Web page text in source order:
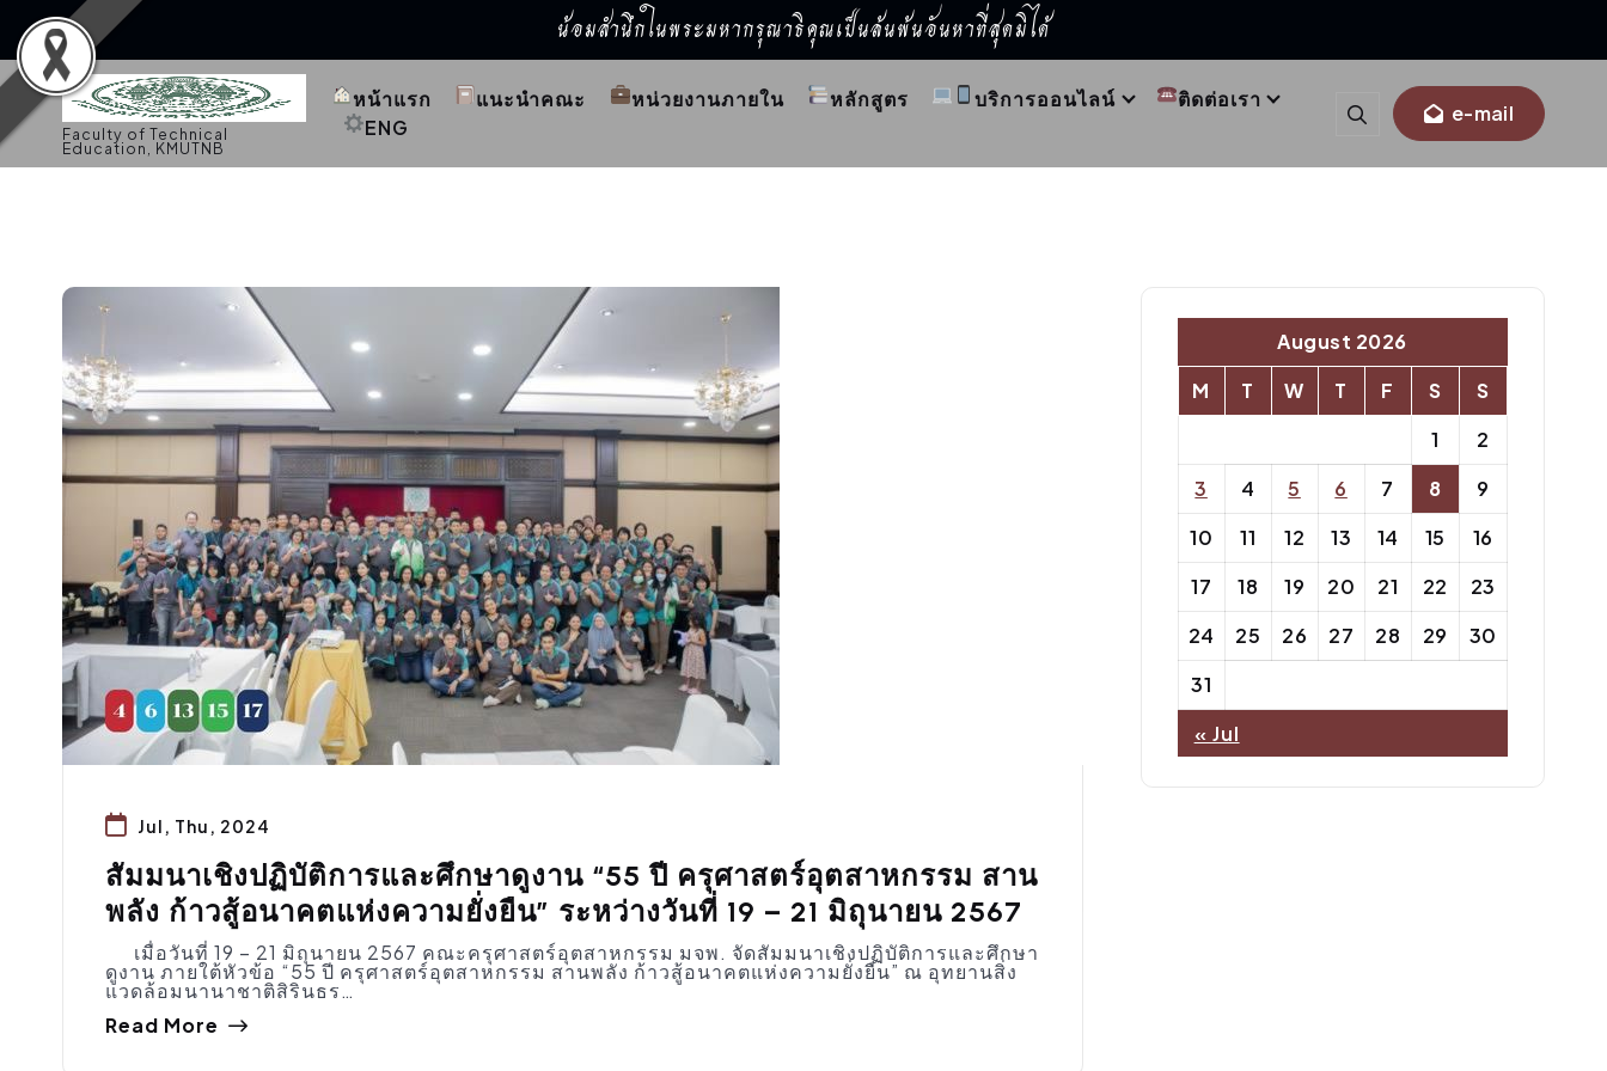
น้อมสำนึกในพระมหากรุณาธิคุณเป็นล้นพ้นอันหาที่สุดมิได้
S
k
t
o
Faculty of Technical
Education, KMUTNB
หน้าแรก แนะนำคณะ หน่วยงานภายใน หลักสูตร บริการออนไลน์
ติดต่อเรา
ENG
e-mail
Jul, Thu, 2024
สัมมนาเชิงปฏิบัติการและศึกษาดูงาน “55 ปี ครุศาสตร์อุตสาหกรรม สาน
พลัง ก้าวสู้อนาคตแห่งความยั่งยืน” ระหว่างวันที่ 19 – 21 มิถุนายน 2567
เมื่อวันที่ 19 – 21 มิถุนายน 2567 คณะครุศาสตร์อุตสาหกรรม มจพ. จัดสัมมนาเชิงปฏิบัติการและศึกษา
ดูงาน ภายใต้หัวข้อ “55 ปี ครุศาสตร์อุตสาหกรรม สานพลัง ก้าวสู้อนาคตแห่งความยั่งยืน” ณ อุทยานสิ่ง
แวดล้อมนานาชาติสิรินธร…
Read More
August 2026
M
T W T F S
S
1
2
3
4 5 6 7 8
9
10
11 12 13 14 15
16
17
18 19 20 21 22
23
24
25 26 27 28 29
30
31
« Jul